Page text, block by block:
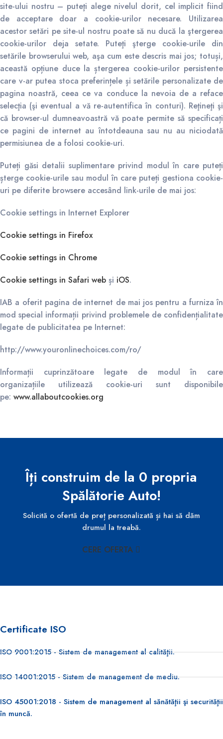
site-ului nostru – puteţi alege nivelul dorit, cel implicit fiind
de acceptare doar a cookie-urilor necesare. Utilizarea
acestor setări pe site-ul nostru poate să nu ducă la ştergerea
cookie-urilor deja setate. Puteţi şterge cookie-urile din
setările browserului web, aşa cum este descris mai jos; totuși,
această opțiune duce la ștergerea cookie-urilor persistente
care v-ar putea stoca preferințele și setările personalizate de
pagina noastră, ceea ce va conduce la nevoia de a reface
selecţia (şi eventual a vă re-autentifica în conturi). Reţineţi şi
că browser-ul dumneavoastră vă poate permite să specificați
ce pagini de internet au întotdeauna sau nu au niciodată
permisiunea de a folosi cookie-uri.
Puteți găsi detalii suplimentare privind modul în care puteți
șterge cookie-urile sau modul în care puteți gestiona cookie-
uri pe diferite browsere accesând link-urile de mai jos:
Cookie settings in Internet Explorer
Cookie settings in Firefox
Cookie settings in Chrome
Cookie settings in Safari web și iOS.
IAB a oferit pagina de internet de mai jos pentru a furniza în
mod special informații privind problemele de confidențialitate
legate de publicitatea pe Internet:
http://www.youronlinechoices.com/ro/
Informații cuprinzătoare legate de modul în care
organizațiile utilizează cookie-uri sunt disponibile
pe: www.allaboutcookies.org
Îți construim de la 0 propria
Spălătorie Auto!
Solicită o ofertă de preț personalizată și hai să dăm
drumul la treabă.
CERE OFERTA
Certificate ISO
ISO 9001:2015 - Sistem de management al calităţii.
ISO 14001:2015 - Sistem de management de mediu.
ISO 45001:2018 - Sistem de management al sănătăţii şi securităţii
în muncă.